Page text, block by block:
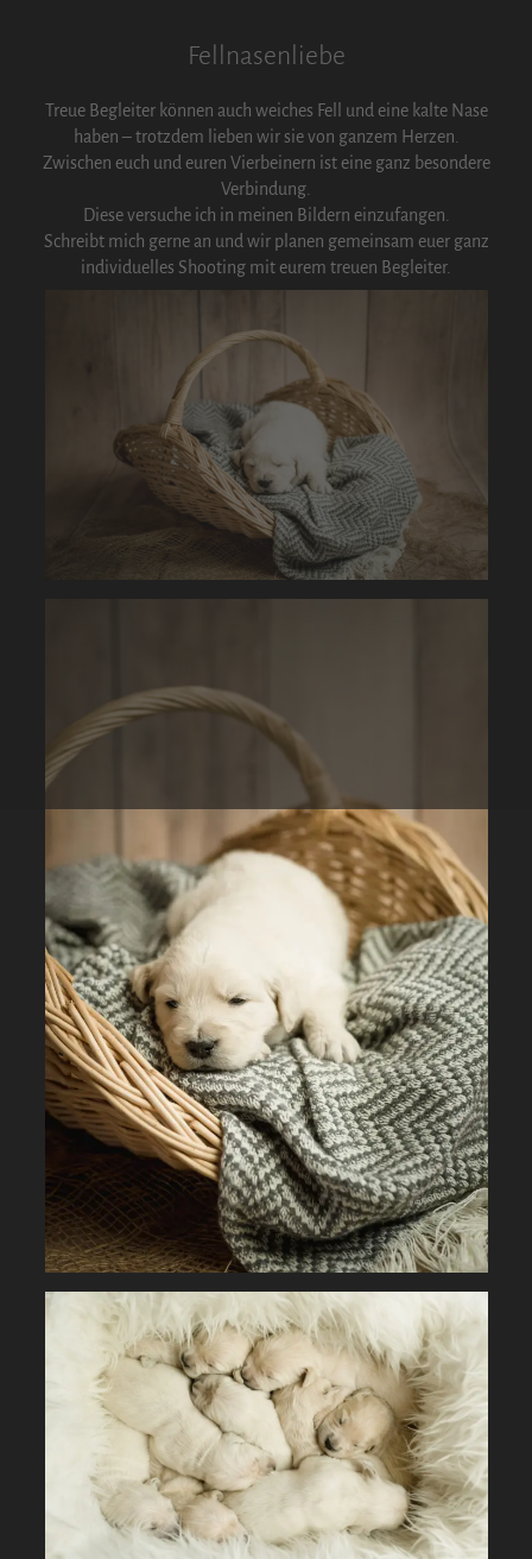
Fellnasenliebe
Treue Begleiter können auch weiches Fell und eine kalte Nase
haben – trotzdem lieben wir sie von ganzem Herzen.
Zwischen euch und euren Vierbeinern ist eine ganz besondere
Verbindung.
Diese versuche ich in meinen Bildern einzufangen.
Schreibt mich gerne an und wir planen gemeinsam euer ganz
individuelles Shooting mit eurem treuen Begleiter.